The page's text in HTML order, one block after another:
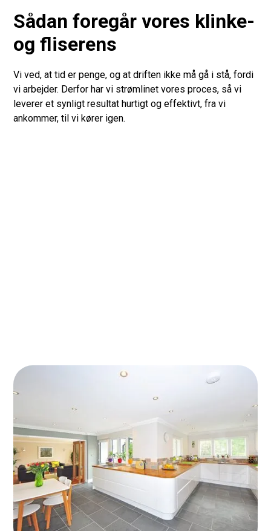
Sådan foregår vores klinke-
og fliserens
Vi ved, at tid er penge, og at driften ikke må gå i stå, fordi
vi arbejder. Derfor har vi strømlinet vores proces, så vi
leverer et synligt resultat hurtigt og effektivt, fra vi
ankommer, til vi kører igen.